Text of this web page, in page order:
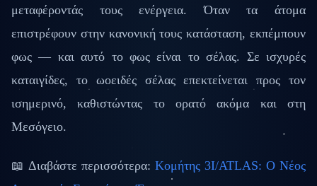
μεταφέροντάς τους ενέργεια. Όταν τα άτομα
επιστρέφουν στην κανονική τους κατάσταση, εκπέμπουν
φως — και αυτό το φως είναι το σέλας. Σε ισχυρές
καταιγίδες, το ωοειδές σέλας επεκτείνεται προς τον
ισημερινό, καθιστώντας το ορατό ακόμα και στη
Μεσόγειο.
📖 Διαβάστε περισσότερα: Κομήτης 3I/ATLAS: Ο Νέος